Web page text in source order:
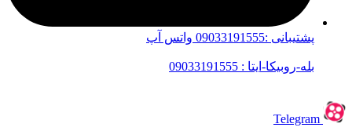
پشتیبانی :09033191555 واتس آپ
بله-روبیکا-ایتا : 09033191555
Telegram